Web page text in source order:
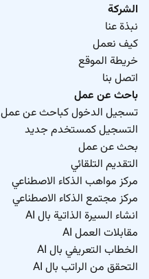
الشركة
نبذة عنا
كيف نعمل
خريطة الموقع
اتصل بنا
باحث عن عمل
تسجيل الدخول كباحث عن عمل
التسجيل كمستخدم جديد
بحث عن عمل
التقديم التلقائي
مركز مواهب الذكاء الاصطناعي
مركز مجتمع الذكاء الاصطناعي
انشاء السيرة الذاتية بال AI
مقابلات العمل AI
الخطاب التعريفي بال AI
التحقق من الراتب بال AI